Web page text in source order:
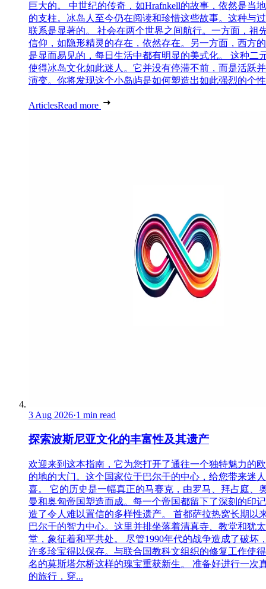
巨大的。 中世纪的传奇，如Hrafnkell的故事，依然是当
的支柱。冰岛人至今仍在阅读和珍惜这些故事。这种与
联系是显著的。 社会在两个世界之间航行。一方面，祖
信仰，如隐形精灵的存在，依然存在。另一方面，西方
是显而易见的，每日生活中都有明显的美式化。 这种二
使得冰岛文化如此迷人。它并没有停滞不前，而是活跃
演变。你将发现这个小岛屿是如何塑造出如此强烈的个
ArticlesRead more
3 Aug 2026·1 min read
探索波斯尼亚文化的丰富性及其遗产
欢迎来到这本指南，它为您打开了通往一个独特魅力的
的地的大门。这个国家位于巴尔干的中心，给您带来迷
喜。 它的历史是一幅真正的马赛克，由罗马、拜占庭、
曼和奥匈帝国塑造而成。每一个帝国都留下了深刻的印
造了令人难以置信的多样性遗产。 首都萨拉热窝长期以
巴尔干的智力中心。这里并排坐落着清真寺、教堂和犹
堂，象征着和平共处。 尽管1990年代的战争造成了破坏
许多珍宝得以保存。与联合国教科文组织的修复工作使
名的莫斯塔尔桥这样的瑰宝重获新生。 准备好进行一次
的旅行，穿...